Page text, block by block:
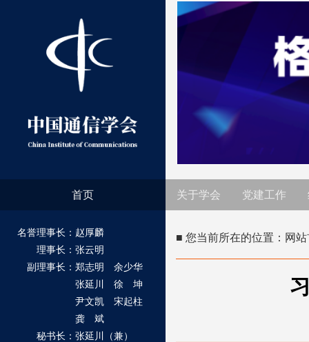
首页 关于学会 党建工作
名誉理事长：赵厚麟
理事长：张云明
副理事长：郑志明 余少华
张延川 徐 坤
尹文凯 宋起柱
龚 斌
秘书长：张延川（兼）
■ 您当前所在的位置： 网